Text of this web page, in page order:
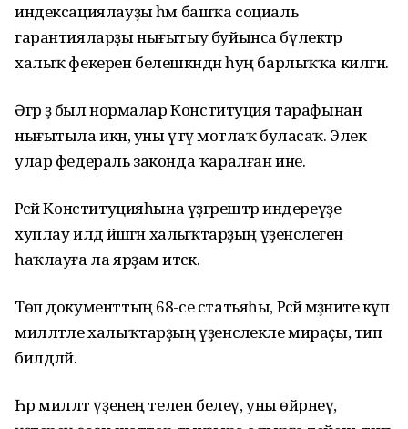
индексациялауҙы һәм башҡа социаль
гарантияларҙы нығытыу буйынса бүлектәр
халыҡ фекерен белешкәндән һуң барлыҡҡа килгән.
Әгәр ҙә был нормалар Конституция тарафынан
нығытыла икән, уны үтәү мотлаҡ буласаҡ. Элек
улар федераль законда ҡаралған ине.
Рәсәй Конституцияһына үҙгәрештәр индереүҙе
хуплау илдә йәшәгән халыҡтарҙың үҙенсәлеген
һаҡлауға ла ярҙам итәсәк.
Төп документтың 68-се статьяһы, Рәсәй мәҙәниәте күп
милләтле халыҡтарҙың үҙенсәлекле мираҫы, тип
билдәләй.
Һәр милләт үҙенең телен белеү, уны өйрәнеү,